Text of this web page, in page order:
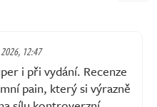
12:47
i při vydání. Recenze
pain, který si výrazně